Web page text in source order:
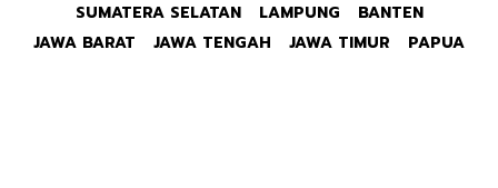
SUMATERA SELATAN
LAMPUNG
BANTEN
JAWA BARAT
JAWA TENGAH JAWA TIMUR PAPUA